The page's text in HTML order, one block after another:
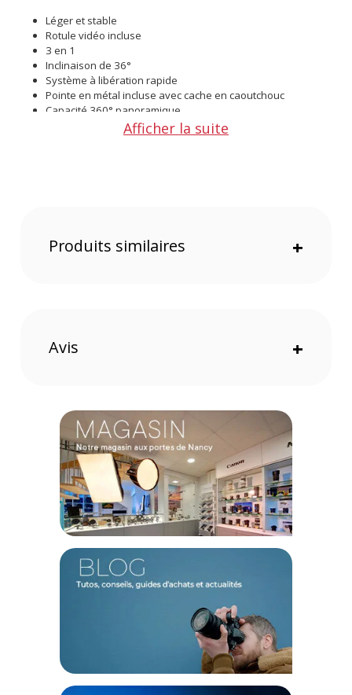
Léger et stable
Rotule vidéo incluse
3 en 1
Inclinaison de 36°
Système à libération rapide
Pointe en métal incluse avec cache en caoutchouc
Capacité 360° panoramique
situation même les plus extrêmes. Robuste, le monopode
mini trépied est possible pour plus de liberté de shooting. Le
Une installation facilitée
La base du monopode avec système de libération rapide
permet de la rendre compatible avec d'autres monopodes ou
trépieds.
Une rotule vidéo VA-5
La rotule vidéo fluide offre la possibilité d'un panoramique
360° et d'une inclinaison de -60 à 90°. 2 niveaux à bulles
sont également présents, ainsi que des vis 1/4" et 3/8".
Caractéristiques du monopode carbone avec base Sirui
et rotule vidéo VA-5:
Charge admissible de sécurité avec rotule : 3 kg
Hauteur minimum : 73,3 cm
Afficher la suite
Produits similaires +
Avis +